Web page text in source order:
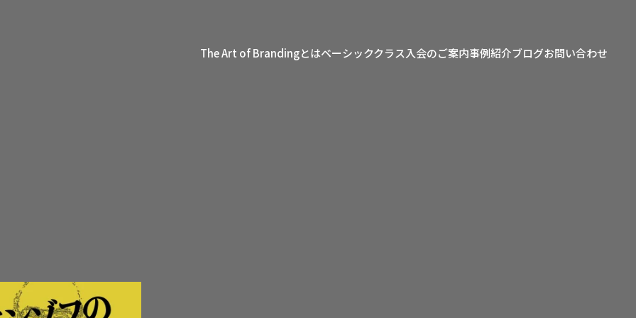
The Art of Brandingとはベーシッククラス入会のご案内事例紹介ブログお問い合わせ